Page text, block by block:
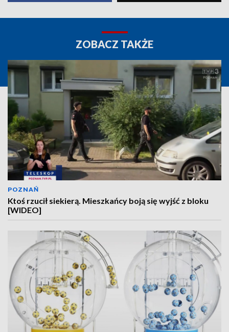
ZOBACZ TAKŻE
POZNAŃ
Ktoś rzucił siekierą. Mieszkańcy boją się wyjść z bloku
[WIDEO]